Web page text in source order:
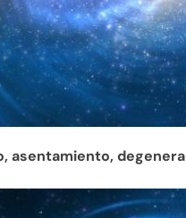
asentamiento,